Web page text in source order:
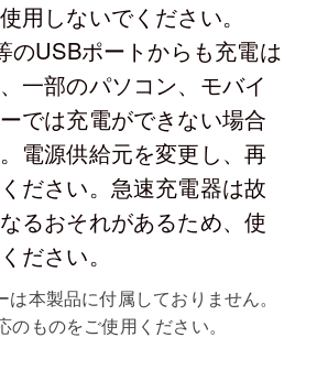
用しないでください。
のUSBポートからも充電は
一部のパソコン、モバイ
では充電ができない場合
電源供給元を変更し、再
ださい。急速充電器は故
るおそれがあるため、使
ださい。
は本製品に付属しておりません。
のものをご使用ください。